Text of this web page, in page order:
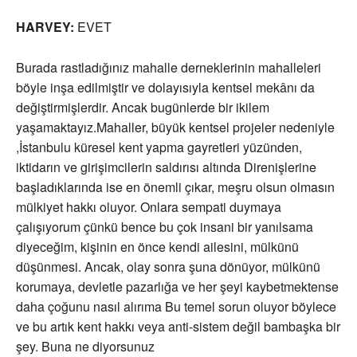
HARVEY: EVET
Burada rastladığınız mahalle derneklerinin mahalleleri
böyle inşa edilmiştir ve dolayısıyla kentsel mekânı da
değiştirmişlerdir. Ancak bugünlerde bir ikilem
yaşamaktayız.Mahaller, büyük kentsel projeler nedeniyle
,İstanbulu küresel kent yapma gayretleri yüzünden,
iktidarın ve girişimcilerin saldırısı altında Direnişlerine
başladıklarında ise en önemli çıkar, meşru olsun olmasın
mülkiyet hakkı oluyor. Onlara sempati duymaya
çalışıyorum çünkü bence bu çok insani bir yanılsama
diyeceğim, kişinin en önce kendi ailesini, mülkünü
düşünmesi. Ancak, olay sonra şuna dönüyor, mülkünü
korumaya, devletle pazarlığa ve her şeyi kaybetmektense
daha çoğunu nasıl alırıma Bu temel sorun oluyor böylece
ve bu artık kent hakkı veya anti-sistem değil bambaşka bir
şey. Buna ne diyorsunuz